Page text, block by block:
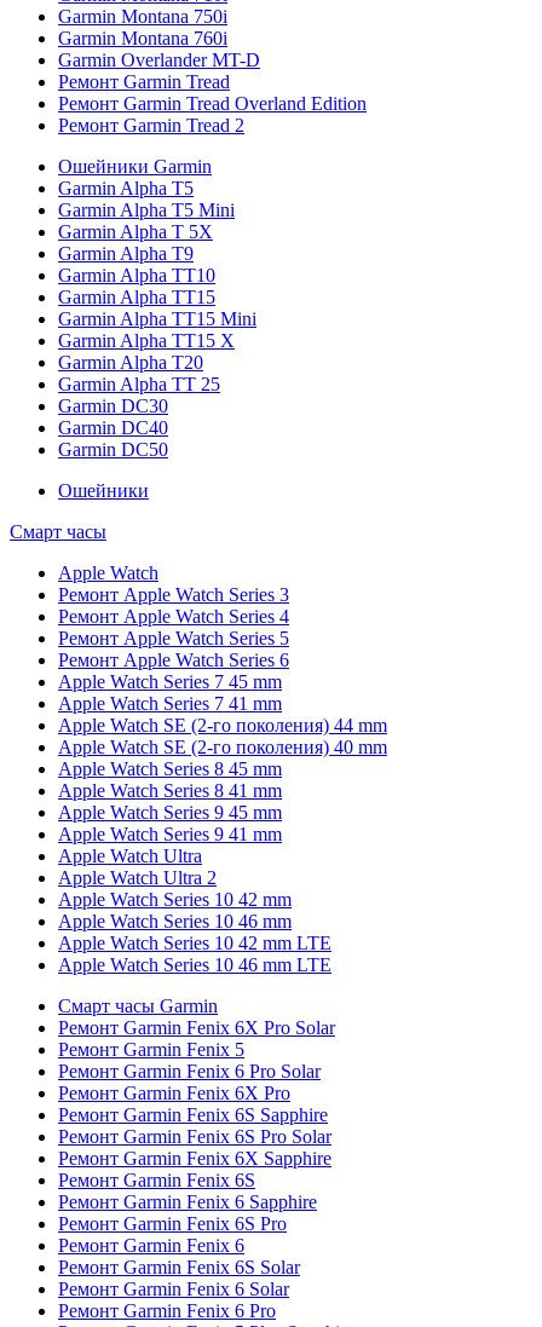
Garmin Montana 750i
Garmin Montana 760i
Garmin Overlander MT-D
Ремонт Garmin Tread
Ремонт Garmin Tread Overland Edition
Ремонт Garmin Tread 2
Ошейники Garmin
Garmin Alpha T5
Garmin Alpha T5 Mini
Garmin Alpha T 5X
Garmin Alpha T9
Garmin Alpha TT10
Garmin Alpha TT15
Garmin Alpha TT15 Mini
Garmin Alpha TT15 X
Garmin Alpha T20
Garmin Alpha TT 25
Garmin DC30
Garmin DC40
Garmin DC50
Ошейники
Смарт часы
Apple Watch
Ремонт Apple Watch Series 3
Ремонт Apple Watch Series 4
Ремонт Apple Watch Series 5
Ремонт Apple Watch Series 6
Apple Watch Series 7 45 mm
Apple Watch Series 7 41 mm
Apple Watch SE (2-го поколения) 44 mm
Apple Watch SE (2-го поколения) 40 mm
Apple Watch Series 8 45 mm
Apple Watch Series 8 41 mm
Apple Watch Series 9 45 mm
Apple Watch Series 9 41 mm
Apple Watch Ultra
Apple Watch Ultra 2
Apple Watch Series 10 42 mm
Apple Watch Series 10 46 mm
Apple Watch Series 10 42 mm LTE
Apple Watch Series 10 46 mm LTE
Смарт часы Garmin
Ремонт Garmin Fenix 6X Pro Solar
Ремонт Garmin Fenix 5
Ремонт Garmin Fenix 6 Pro Solar
Ремонт Garmin Fenix 6X Pro
Ремонт Garmin Fenix 6S Sapphire
Ремонт Garmin Fenix 6S Pro Solar
Ремонт Garmin Fenix 6X Sapphire
Ремонт Garmin Fenix 6S
Ремонт Garmin Fenix 6 Sapphire
Ремонт Garmin Fenix 6S Pro
Ремонт Garmin Fenix 6
Ремонт Garmin Fenix 6S Solar
Ремонт Garmin Fenix 6 Solar
Ремонт Garmin Fenix 6 Pro